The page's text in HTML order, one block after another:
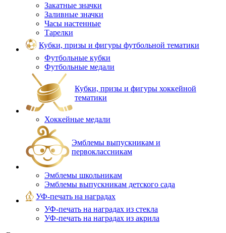
Закатные значки
Заливные значки
Часы настенные
Тарелки
Кубки, призы и фигуры футбольной тематики
Футбольные кубки
Футбольные медали
Кубки, призы и фигуры хоккейной
тематики
Хоккейные медали
Эмблемы выпускникам и
первоклассникам
Эмблемы школьникам
Эмблемы выпускникам детского сада
УФ-печать на наградах
УФ‑печать на наградах из стекла
УФ-печать на наградах из акрила